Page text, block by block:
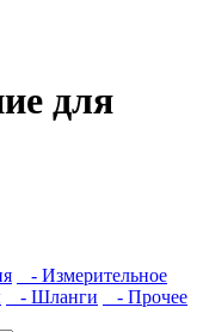
для
- Измерительное
- Шланги - Прочее